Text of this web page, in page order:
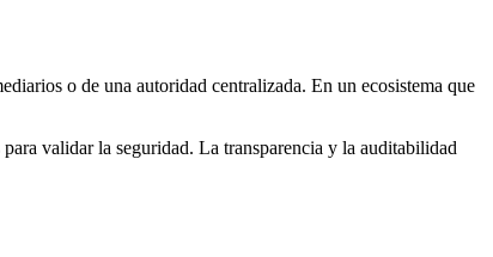
o de una autoridad centralizada. En un ecosistema que
validar la seguridad. La transparencia y la auditabilidad